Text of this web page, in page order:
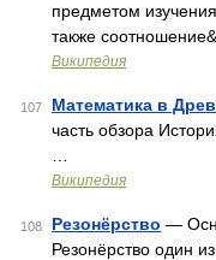
предметом
также
Википедия
107 Математика в
часть обзора
Википедия
108 Резонёрство —
Резонёрство один